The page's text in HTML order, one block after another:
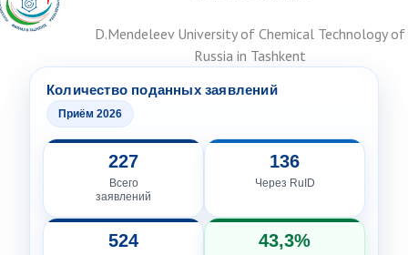
D.Mendeleev University of Chemical Technology of
Russia in Tashkent
Количество поданных заявлений
Приём 2026
227
Всего
заявлений
136
Через RuID
524 43,3%